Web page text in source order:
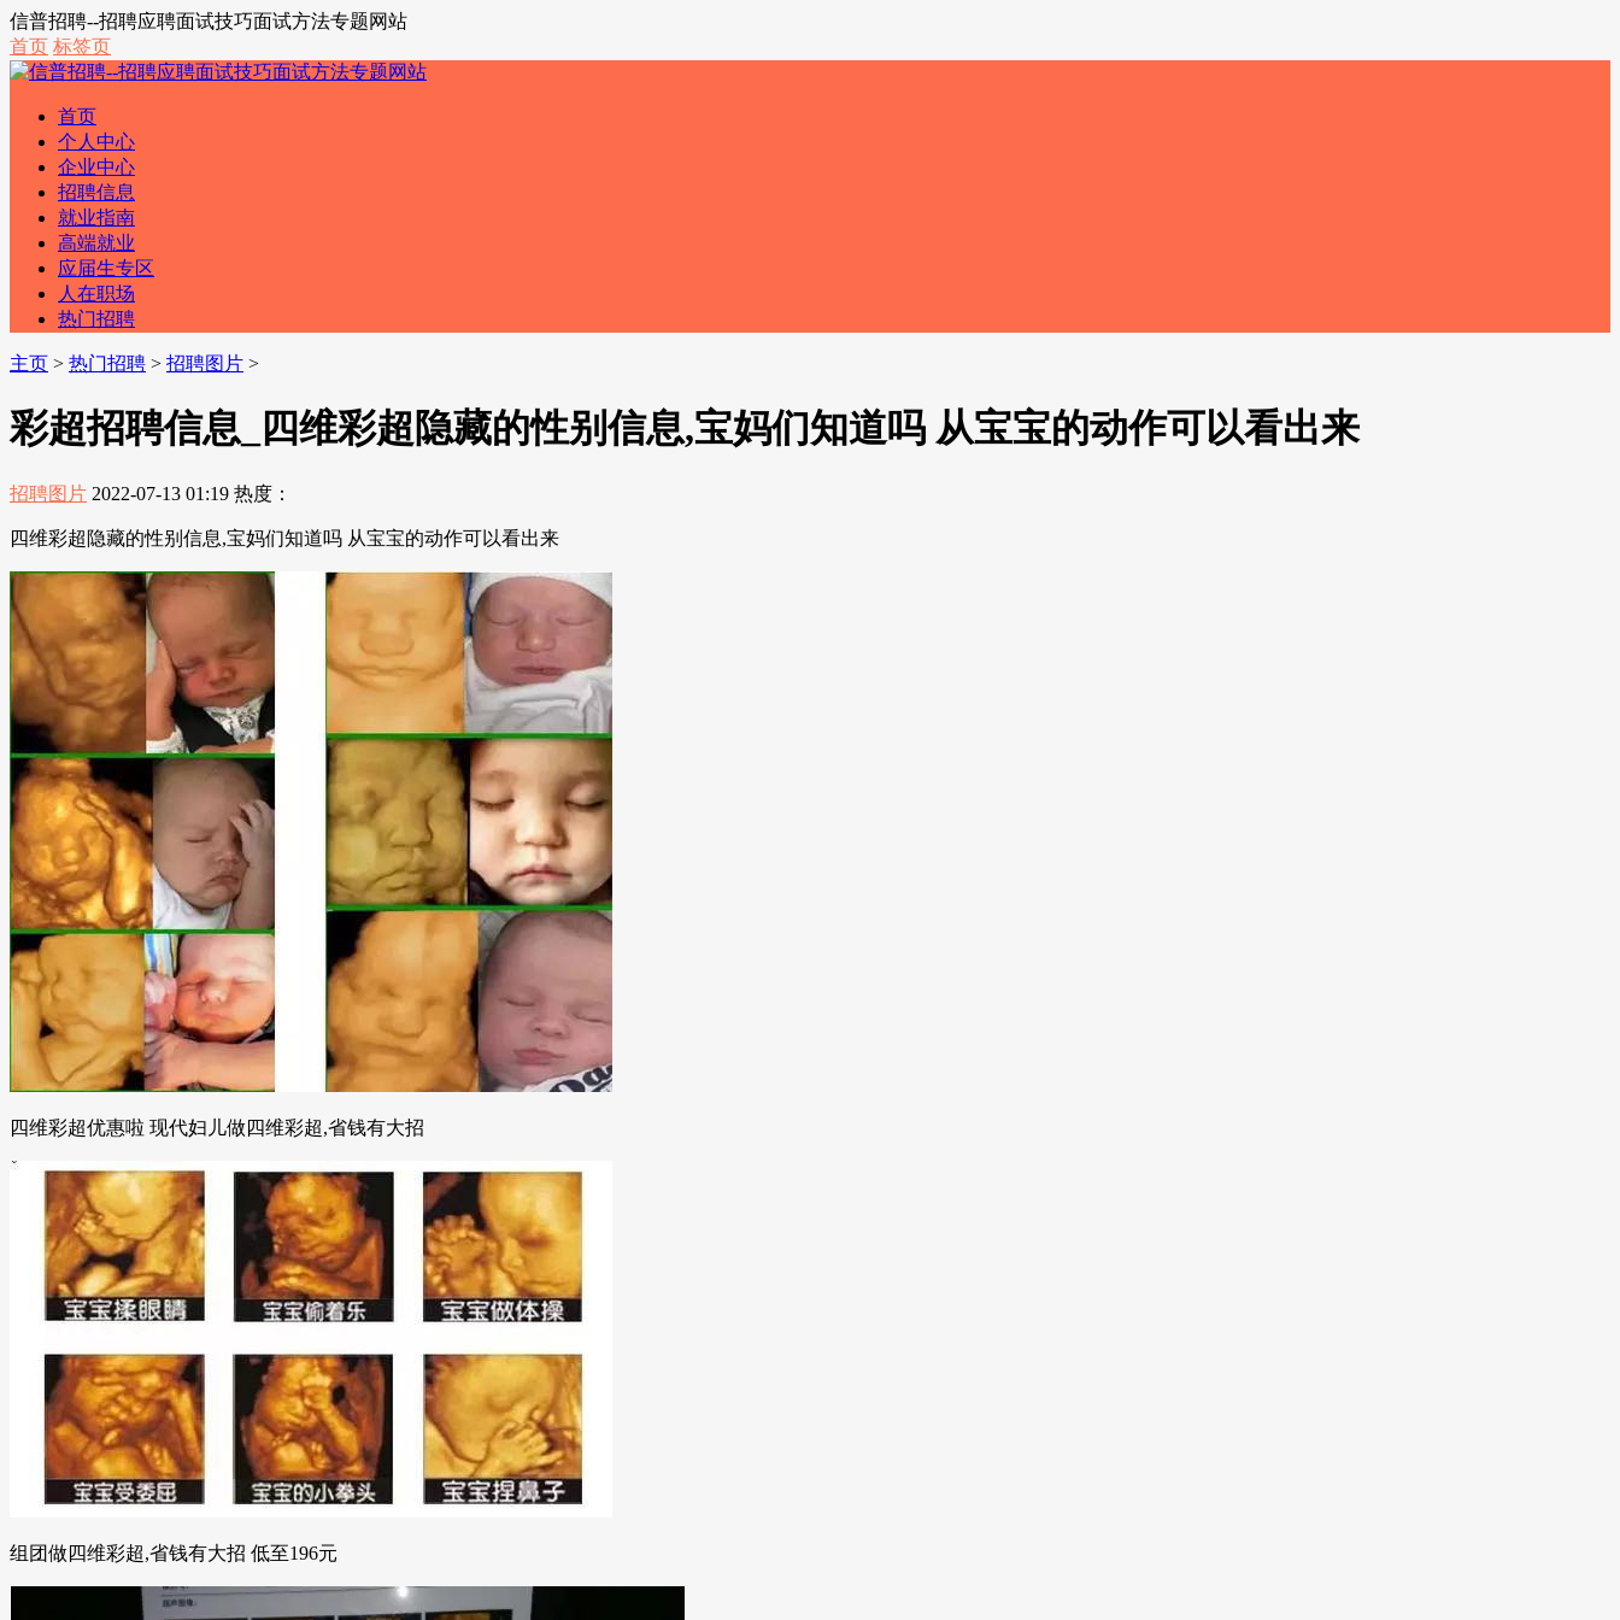
信普招聘--招聘应聘面试技巧面试方法专题网站
首页 标签页
首页
个人中心
企业中心
招聘信息
就业指南
高端就业
应届生专区
人在职场
热门招聘
主页 > 热门招聘 > 招聘图片 >
彩超招聘信息_四维彩超隐藏的性别信息,宝妈们知道吗 从宝宝的动作可以看出来
招聘图片 2022-07-13 01:19 热度：
四维彩超隐藏的性别信息,宝妈们知道吗 从宝宝的动作可以看出来
四维彩超优惠啦 现代妇儿做四维彩超,省钱有大招
组团做四维彩超,省钱有大招 低至196元